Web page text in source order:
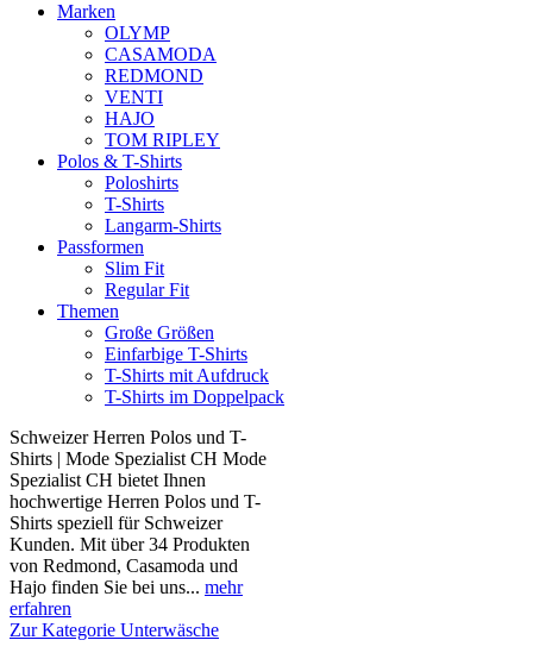
Marken
OLYMP
CASAMODA
REDMOND
VENTI
HAJO
TOM RIPLEY
Polos & T-Shirts
Poloshirts
T-Shirts
Langarm-Shirts
Passformen
Slim Fit
Regular Fit
Themen
Große Größen
Einfarbige T-Shirts
T-Shirts mit Aufdruck
T-Shirts im Doppelpack
Schweizer Herren Polos und T-
Shirts | Mode Spezialist CH Mode
Spezialist CH bietet Ihnen
hochwertige Herren Polos und T-
Shirts speziell für Schweizer
Kunden. Mit über 34 Produkten
von Redmond, Casamoda und
Hajo finden Sie bei uns... mehr
erfahren
Zur Kategorie Unterwäsche